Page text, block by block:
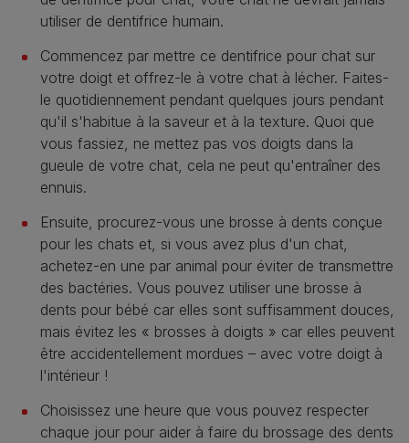
utiliser de dentifrice humain.
Commencez par mettre ce dentifrice pour chat sur
votre doigt et offrez-le à votre chat à lécher. Faites-
le quotidiennement pendant quelques jours pendant
qu'il s'habitue à la saveur et à la texture. Quoi que
vous fassiez, ne mettez pas vos doigts dans la
gueule de votre chat, cela ne peut qu'entraîner des
ennuis.
Ensuite, procurez-vous une brosse à dents conçue
pour les chats et, si vous avez plus d'un chat,
achetez-en une par animal pour éviter de transmettre
des bactéries. Vous pouvez utiliser une brosse à
dents pour bébé car elles sont suffisamment douces,
mais évitez les « brosses à doigts » car elles peuvent
être accidentellement mordues – avec votre doigt à
l'intérieur !
Choisissez une heure que vous pouvez respecter
chaque jour pour aider à faire du brossage des dents